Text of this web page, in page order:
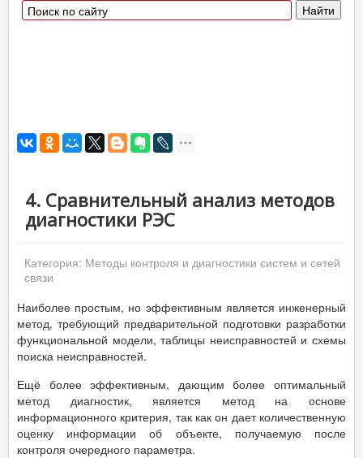
4. Сравнительный анализ методов
диагностики РЭС
Категория: Методы контроля и диагностики систем и сетей
связи
Наиболее простым, но эффективным является инженерный
метод, требующий предварительной подготовки разработки
функциональной модели, таблицы неисправностей и схемы
поиска неисправностей.
Ещё более эффективным, дающим более оптимальный
метод диагностик, является метод на основе
информационного критерия, так как он дает количественную
оценку информации об объекте, получаемую после
контроля очередного параметра.